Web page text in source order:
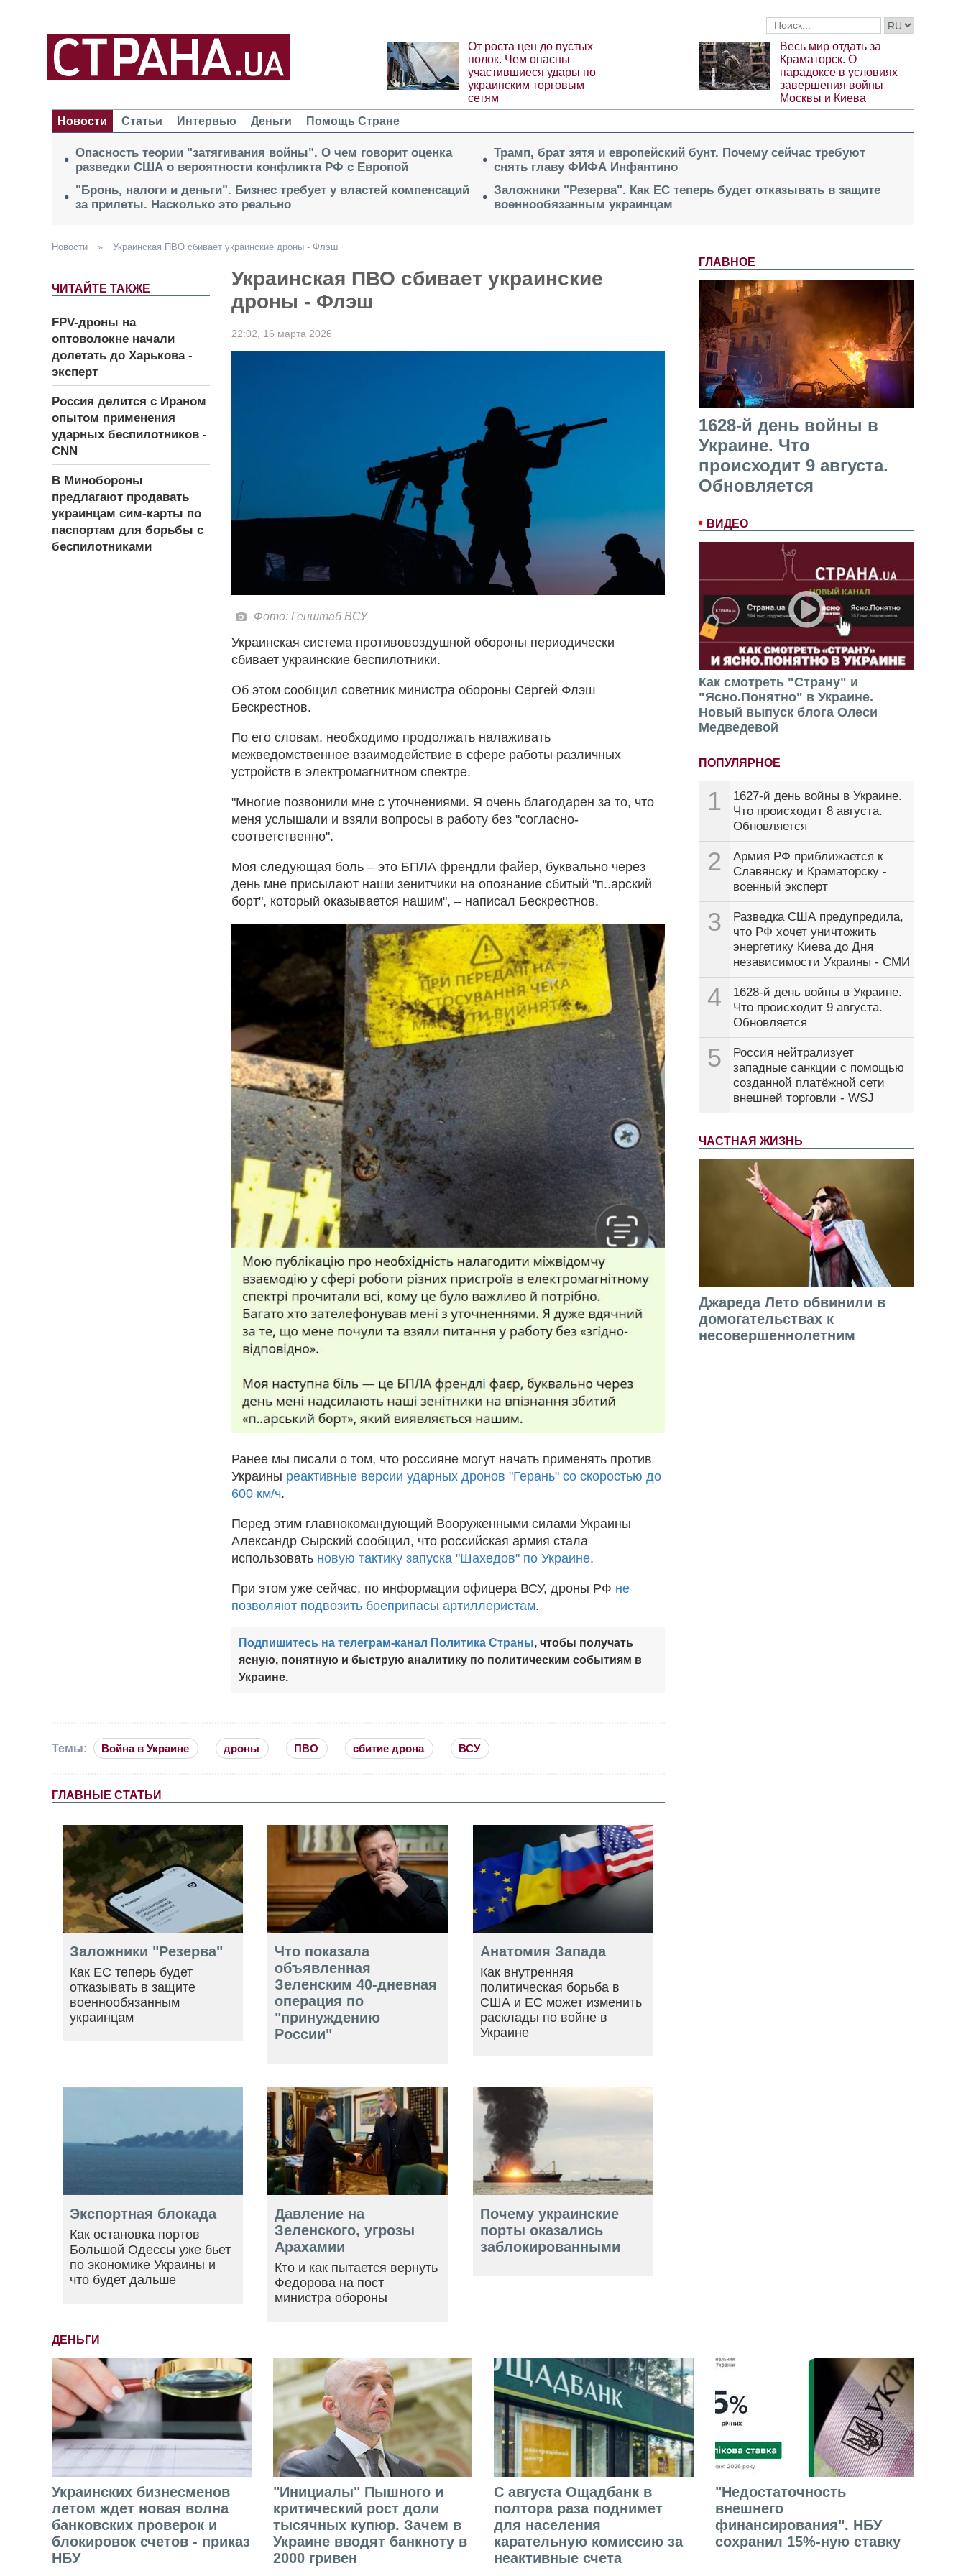
От роста цен до пустых
полок. Чем опасны
участившиеся удары по
украинским торговым
сетям
Весь мир отдать за
Краматорск. О
парадоксе в условиях
завершения войны
Москвы и Киева
Новости
Статьи Интервью Деньги Помощь Стране
Опасность теории "затягивания войны". О чем говорит оценка
разведки США о вероятности конфликта РФ с Европой
"Бронь, налоги и деньги". Бизнес требует у властей компенсаций
за прилеты. Насколько это реально
Трамп, брат зятя и европейский бунт. Почему сейчас требуют
снять главу ФИФА Инфантино
Заложники "Резерва". Как ЕС теперь будет отказывать в защите
военнообязанным украинцам
ГЛАВНОЕ
1628-й день войны в
Украине. Что
происходит 9 августа.
Обновляется
ВИДЕО
Как смотреть "Страну" и
"Ясно.Понятно" в Украине.
Новый выпуск блога Олеси
Медведевой
ПОПУЛЯРНОЕ
1
1627-й день войны в Украине.
Что происходит 8 августа.
Обновляется
2
Армия РФ приближается к
Славянску и Краматорску -
военный эксперт
3
Разведка США предупредила,
что РФ хочет уничтожить
энергетику Киева до Дня
независимости Украины - СМИ
4
1628-й день войны в Украине.
Что происходит 9 августа.
Обновляется
5
Россия нейтрализует
западные санкции с помощью
созданной платёжной сети
внешней торговли - WSJ
ЧАСТНАЯ ЖИЗНЬ
Джареда Лето обвинили в
домогательствах к
несовершеннолетним
Новости » Украинская ПВО сбивает украинские дроны - Флэш
ЧИТАЙТЕ ТАКЖЕ
FPV-дроны на
оптоволокне начали
долетать до Харькова -
эксперт
Россия делится с Ираном
опытом применения
ударных беспилотников -
СNN
В Минобороны
предлагают продавать
украинцам сим-карты по
паспортам для борьбы с
беспилотниками
Украинская ПВО сбивает украинские
дроны - Флэш
22:02, 16 марта 2026
Фото: Генштаб ВСУ
Украинская система противовоздушной обороны периодически
сбивает украинские беспилотники.
Об этом сообщил советник министра обороны Сергей Флэш
Бескрестнов.
По его словам, необходимо продолжать налаживать
межведомственное взаимодействие в сфере работы различных
устройств в электромагнитном спектре.
"Многие позвонили мне с уточнениями. Я очень благодарен за то, что
меня услышали и взяли вопросы в работу без "согласно-
соответственно".
Моя следующая боль – это БПЛА френдли файер, буквально через
день мне присылают наши зенитчики на опознание сбитый "п..арский
борт", который оказывается нашим", – написал Бескрестнов.
Ранее мы писали о том, что россияне могут начать применять против
Украины реактивные версии ударных дронов "Герань" со скоростью до
600 км/ч.
Перед этим главнокомандующий Вооруженными силами Украины
Александр Сырский сообщил, что российская армия стала
использовать новую тактику запуска "Шахедов" по Украине.
При этом уже сейчас, по информации офицера ВСУ, дроны РФ не
позволяют подвозить боеприпасы артиллеристам.
Подпишитесь на телеграм-канал Политика Страны, чтобы получать
ясную, понятную и быструю аналитику по политическим событиям в
Украине.
Темы: Война в Украине дроны ПВО сбитие дрона ВСУ
ГЛАВНЫЕ СТАТЬИ
Заложники "Резерва"
Как ЕС теперь будет
отказывать в защите
военнообязанным
украинцам
Что показала
объявленная
Зеленским 40-дневная
операция по
"принуждению
России"
Анатомия Запада
Как внутренняя
политическая борьба в
США и ЕС может изменить
расклады по войне в
Украине
Экспортная блокада
Как остановка портов
Большой Одессы уже бьет
по экономике Украины и
что будет дальше
Давление на
Зеленского, угрозы
Арахамии
Кто и как пытается вернуть
Федорова на пост
министра обороны
Почему украинские
порты оказались
заблокированными
ДЕНЬГИ
Украинских бизнесменов
летом ждет новая волна
банковских проверок и
блокировок счетов - приказ
НБУ
"Инициалы" Пышного и
критический рост доли
тысячных купюр. Зачем в
Украине вводят банкноту в
2000 гривен
С августа Ощадбанк в
полтора раза поднимет
для населения
карательную комиссию за
неактивные счета
"Недостаточность
внешнего
финансирования". НБУ
сохранил 15%-ную ставку